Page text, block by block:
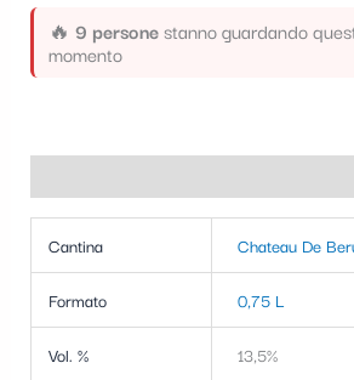
🔥 9 personestanno guardando
momento
Cantina Chateau De
Formato 0,75 L
Vol. % 13,5%